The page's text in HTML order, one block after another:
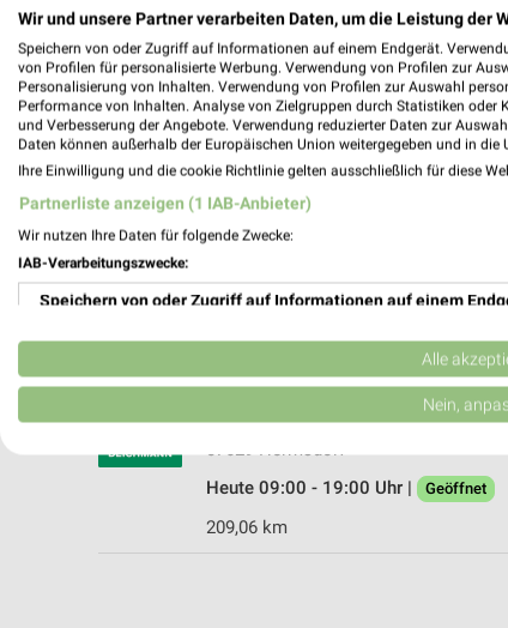
Mayer’s Markenschuhe Jena
07745 Jena
Heute 09:00 - 20:00 Uhr | Geöffnet
Eisenberger Straße 87
07629 Hermsdorf
Heute 09:00 - 19:00 Uhr |
Geöffnet
209,06 km
Wir und unsere Partner verarbeiten Daten, um die Leistung der
Speichern von oder Zugriff auf Informationen auf einem Endgerät.
von Profilen für personalisierte Werbung. Verwendung von Profilen zur
Personalisierung von Inhalten. Verwendung von Profilen zur Auswahl
Performance von Inhalten. Analyse von Zielgruppen durch Statistiken
und Verbesserung der Angebote. Verwendung reduzierter Daten zur
Daten können außerhalb der Europäischen Union weitergegeben und in die
Ihre Einwilligung und die cookie Richtlinie gelten ausschließlich für diese
Partnerliste anzeigen (1 IAB-Anbieter)
Wir nutzen Ihre Daten für folgende Zwecke:
IAB-Verarbeitungszwecke:
Speichern von oder Zugriff auf Informationen auf einem
Verwendung reduzierter Daten zur Auswahl von
Erstellung von Profilen für personalisierte Werbung
Erstellung von Profilen zur Personalisierung von Inhalten
Alle
Nein,